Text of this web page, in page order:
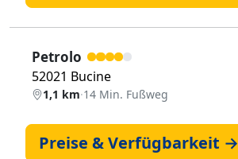
Petrolo
52021 Bucine
1,1 km·14 Min. Fußweg
Preise & Verfügbarkeit →